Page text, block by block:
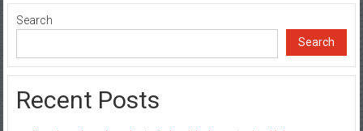
Search
Search
Recent Posts